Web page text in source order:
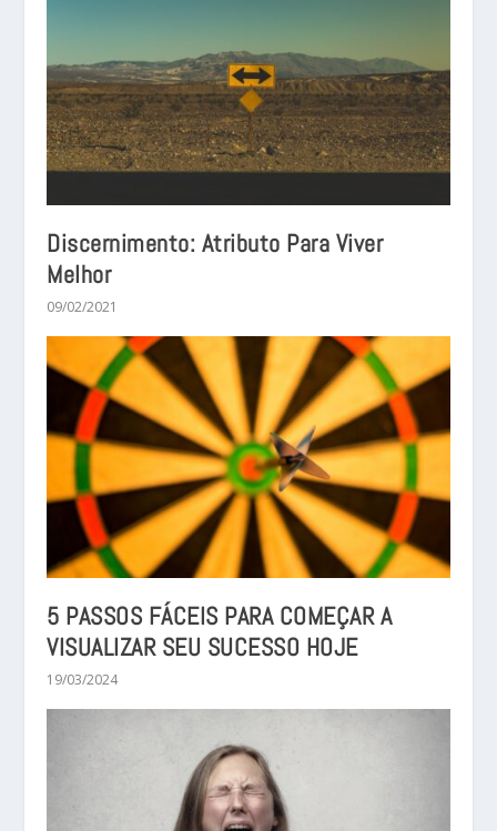
Discernimento: Atributo Para Viver
Melhor
09/02/2021
5 PASSOS FÁCEIS PARA COMEÇAR A
VISUALIZAR SEU SUCESSO HOJE
19/03/2024